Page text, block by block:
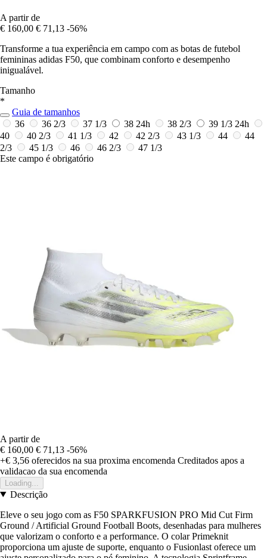
A partir de
€ 160,00 € 71,13 -56%
Transforme a tua experiência em campo com as botas de futebol
femininas adidas F50, que combinam conforto e desempenho
inigualável.
Tamanho
*
Guia de tamanhos
36
36 2/3 37 1/3 38 24h 38 2/3 39 1/3 24h
40
40 2/3 41 1/3 42 42 2/3 43 1/3 44
44
2/3
45 1/3 46 46 2/3
47 1/3
Este campo é obrigatório
A partir de
€ 160,00 € 71,13 -56%
+€ 3,56 oferecidos na sua proxima encomenda Creditados apos a
validacao da sua encomenda
Loading...
Descrição
Eleve o seu jogo com as F50 SPARKFUSION PRO Mid Cut Firm
Ground / Artificial Ground Football Boots, desenhadas para mulheres
que valorizam o conforto e a performance. O colar Primeknit
proporciona um ajuste de suporte, enquanto o Fusionlast oferece um